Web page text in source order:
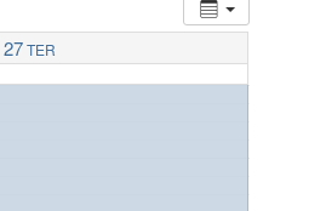
27TER